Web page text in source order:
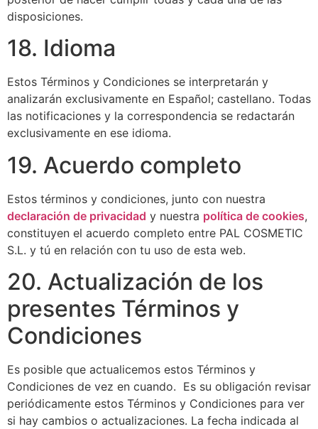
disposiciones.
18. Idioma
Estos Términos y Condiciones se interpretarán y
analizarán exclusivamente en Español; castellano. Todas
las notificaciones y la correspondencia se redactarán
exclusivamente en ese idioma.
19. Acuerdo completo
Estos términos y condiciones, junto con nuestra
declaración de privacidad y nuestra política de cookies,
constituyen el acuerdo completo entre PAL COSMETIC
S.L. y tú en relación con tu uso de esta web.
20. Actualización de los
presentes Términos y
Condiciones
Es posible que actualicemos estos Términos y
Condiciones de vez en cuando. Es su obligación revisar
periódicamente estos Términos y Condiciones para ver
si hay cambios o actualizaciones. La fecha indicada al